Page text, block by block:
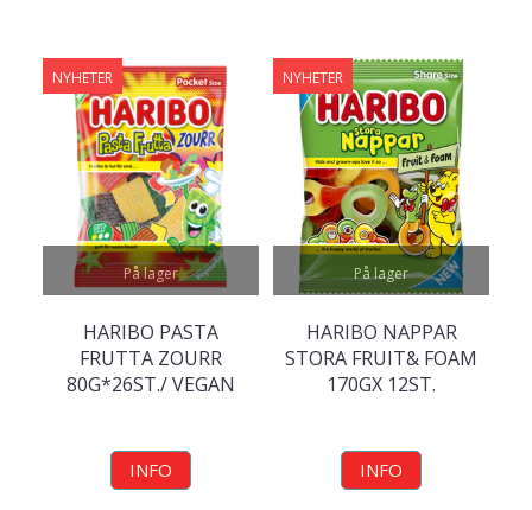
På lager
NYHETER
HARIBO PASTA
FRUTTA ZOURR
80G*26ST./ VEGAN
INFO
På lager
NYHETER
HARIBO NAPPAR
STORA FRUIT& FOAM
170GX 12ST.
INFO